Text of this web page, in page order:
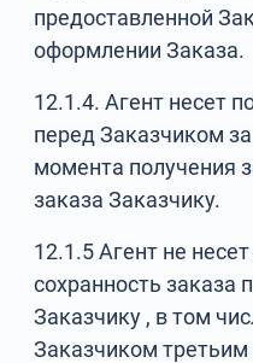
предоставленной
оформлении Заказа.
12.1.4. Агент несет
перед Заказчиком
момента получения
заказа Заказчику.
12.1.5 Агент не
сохранность заказа
Заказчику , в том
Заказчиком